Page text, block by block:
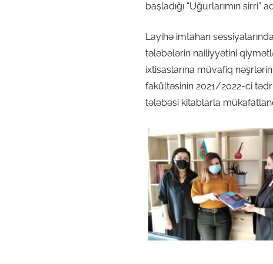
başladığı “Uğurlarımın sirri”
Layihə imtahan
tələbələrin nailiyyətini
ixtisaslarına müvafiq
fakültəsinin 2021/2022-ci
tələbəsi kitablarla